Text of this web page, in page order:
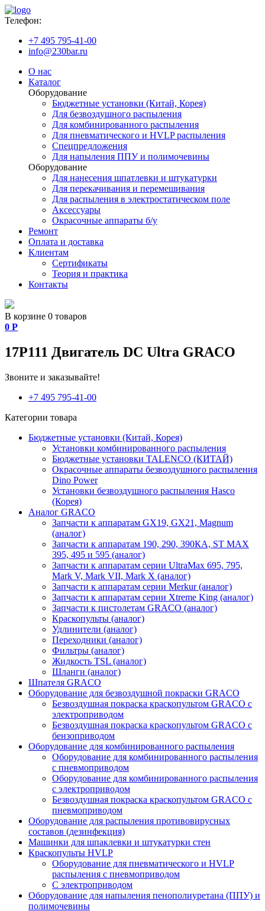
Телефон:
+7 495 795-41-00
info@230bar.ru
О нас
Каталог
Оборудование
Бюджетные установки (Китай, Корея)
Для безвоздушного распыления
Для комбинированного распыления
Для пневматического и HVLP распыления
Спецпредложения
Для напыления ППУ и полимочевины
Оборудование
Для нанесения шпатлевки и штукатурки
Для перекачивания и перемешивания
Для распыления в электростатическом поле
Аксессуары
Окрасочные аппараты б/у
Ремонт
Оплата и доставка
Клиентам
Сертификаты
Теория и практика
Контакты
В корзине 0 товаров
0 Р
17P111 Двигатель DC Ultra GRACO
Звоните и заказывайте!
+7 495 795-41-00
Категории товара
Бюджетные установки (Китай, Корея)
Установки комбинированного распыления
Бюджетные установки TALENCO (КИТАЙ)
Окрасочные аппараты безвоздушного распыления
Dino Power
Установки безвоздушного распыления Hasco
(Корея)
Аналог GRACO
Запчасти к аппаратам GX19, GX21, Magnum
(аналог)
Запчасти к аппаратам 190, 290, 390КА, ST MAX
395, 495 и 595 (аналог)
Запчасти к аппаратам серии UltraMax 695, 795,
Mark V, Mark VII, Mark X (аналог)
Запчасти к аппаратам серии Merkur (аналог)
Запчасти к аппаратам серии Xtreme King (аналог)
Запчасти к пистолетам GRACO (аналог)
Краскопульты (аналог)
Удлинители (аналог)
Переходники (аналог)
Фильтры (аналог)
Жидкость TSL (аналог)
Шланги (аналог)
Шпателя GRACO
Оборудование для безвоздушной покраски GRACO
Безвоздушная покраска краскопультом GRACO с
электроприводом
Безвоздушная покраска краскопультом GRACO с
бензоприводом
Оборудование для комбинированного распыления
Оборудование для комбинированного распыления
с пневмоприводом
Оборудование для комбинированного распыления
с электроприводом
Безвоздушная покраска краскопультом GRACO с
пневмоприводом
Оборудование для распыления противовирусных
составов (дезинфекция)
Машинки для шпаклевки и штукатурки стен
Краскопульты HVLP
Оборудование для пневматического и HVLP
распыления с пневмоприводом
C электроприводом
Оборудование для напыления пенополиуретана (ППУ) и
полимочевины